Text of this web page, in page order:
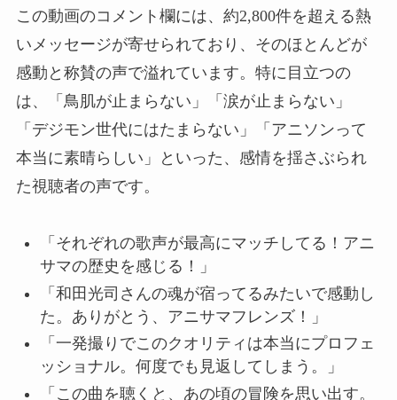
この動画のコメント欄には、約2,800件を超える熱
いメッセージが寄せられており、そのほとんどが
感動と称賛の声で溢れています。特に目立つの
は、「鳥肌が止まらない」「涙が止まらない」
「デジモン世代にはたまらない」「アニソンって
本当に素晴らしい」といった、感情を揺さぶられ
た視聴者の声です。
「それぞれの歌声が最高にマッチしてる！アニ
サマの歴史を感じる！」
「和田光司さんの魂が宿ってるみたいで感動し
た。ありがとう、アニサマフレンズ！」
「一発撮りでこのクオリティは本当にプロフェ
ッショナル。何度でも見返してしまう。」
「この曲を聴くと、あの頃の冒険を思い出す。